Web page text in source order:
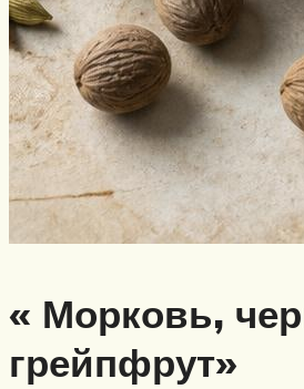
« Морковь,
грейпфрут»